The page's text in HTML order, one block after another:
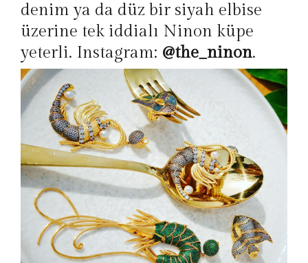
denim ya da düz bir siyah elbise
üzerine tek iddialı Ninon küpe
yeterli. Instagram: @the_ninon.